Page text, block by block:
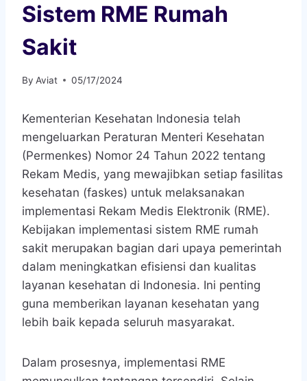
Sistem RME Rumah
Sakit
By Aviat 05/17/2024
Kementerian Kesehatan Indonesia telah
mengeluarkan Peraturan Menteri Kesehatan
(Permenkes) Nomor 24 Tahun 2022 tentang
Rekam Medis, yang mewajibkan setiap fasilitas
kesehatan (faskes) untuk melaksanakan
implementasi Rekam Medis Elektronik (RME).
Kebijakan implementasi sistem RME rumah
sakit merupakan bagian dari upaya pemerintah
dalam meningkatkan efisiensi dan kualitas
layanan kesehatan di Indonesia. Ini penting
guna memberikan layanan kesehatan yang
lebih baik kepada seluruh masyarakat.
Dalam prosesnya, implementasi RME